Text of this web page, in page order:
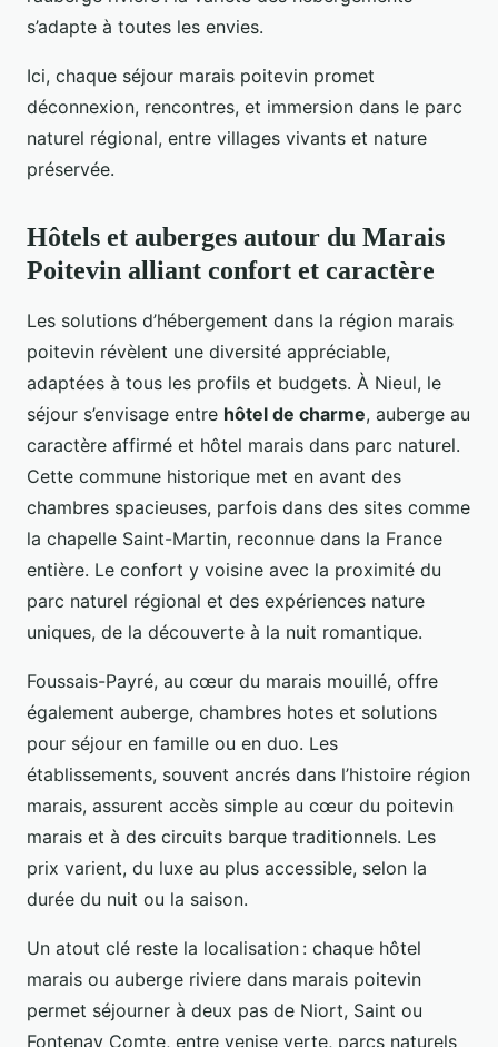
s’adapte à toutes les envies.
Ici, chaque séjour marais poitevin promet
déconnexion, rencontres, et immersion dans le parc
naturel régional, entre villages vivants et nature
préservée.
Hôtels et auberges autour du Marais
Poitevin alliant confort et caractère
Les solutions d’hébergement dans la région marais
poitevin révèlent une diversité appréciable,
adaptées à tous les profils et budgets. À Nieul, le
séjour s’envisage entre hôtel de charme, auberge au
caractère affirmé et hôtel marais dans parc naturel.
Cette commune historique met en avant des
chambres spacieuses, parfois dans des sites comme
la chapelle Saint-Martin, reconnue dans la France
entière. Le confort y voisine avec la proximité du
parc naturel régional et des expériences nature
uniques, de la découverte à la nuit romantique.
Foussais-Payré, au cœur du marais mouillé, offre
également auberge, chambres hotes et solutions
pour séjour en famille ou en duo. Les
établissements, souvent ancrés dans l’histoire région
marais, assurent accès simple au cœur du poitevin
marais et à des circuits barque traditionnels. Les
prix varient, du luxe au plus accessible, selon la
durée du nuit ou la saison.
Un atout clé reste la localisation : chaque hôtel
marais ou auberge riviere dans marais poitevin
permet séjourner à deux pas de Niort, Saint ou
Fontenay Comte, entre venise verte, parcs naturels